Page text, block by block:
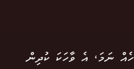
ނަމަ، އެ ވާހަކަ ކުދިން